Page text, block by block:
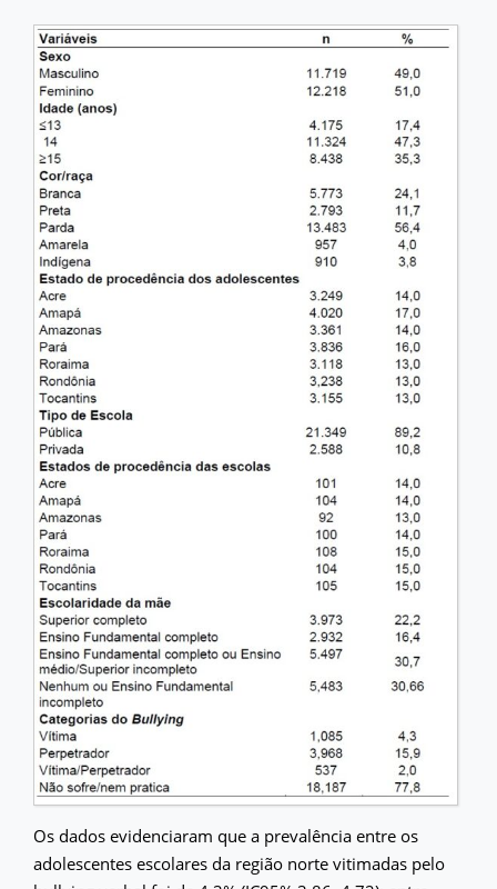
Os dados evidenciaram que a prevalência entre os
adolescentes escolares da região norte vitimadas pelo